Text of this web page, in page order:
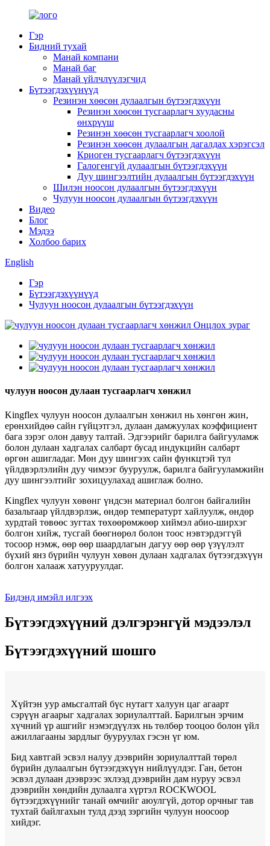
Гэр
Бидний тухай
Манай компани
Манай баг
Манай үйлчлүүлэгчид
Бүтээгдэхүүнүүд
Резинэн хөөсөн дулаалгын бүтээгдэхүүн
Резинэн хөөсөн тусгаарлагч хуудасны
өнхрүүш
Резинэн хөөсөн тусгаарлагч хоолой
Резинэн хөөсөн дулаалгын дагалдах хэрэгсэл
Криоген тусгаарлагч бүтээгдэхүүн
Галогенгүй дулаалгын бүтээгдэхүүн
Дуу шингээлтийн дулаалгын бүтээгдэхүүн
Шилэн ноосон дулаалгын бүтээгдэхүүн
Чулуун ноосон дулаалгын бүтээгдэхүүн
Видео
Блог
Мэдээ
Холбоо барих
English
Гэр
Бүтээгдэхүүнүүд
Чулуун ноосон дулаалгын бүтээгдэхүүн
чулуун ноосон дулаан тусгаарлагч хөнжил
Kingflex чулуун ноосон дулаалгын хөнжил нь хөнгөн жин,
ерөнхийдөө сайн гүйцэтгэл, дулаан дамжуулах коэффициент
бага зэрэг олон давуу талтай. Эдгээрийг барилга байгууламж
болон дулаан хадгалах салбарт бусад индукцийн салбарт
өргөн ашигладаг. Мөн дуу шингээх сайн функцтэй тул
үйлдвэрлэлийн дуу чимээг бууруулж, барилга байгууламжийн
дуу шингээлтийг зохицуулахад ашиглаж болно.
Kingflex чулуун хөвөнг үндсэн материал болгон байгалийн
базальтаар үйлдвэрлэж, өндөр температурт хайлуулж, өндөр
хурдтай төвөөс зугтах төхөөрөмжөөр хиймэл абио-ширхэг
болгон хийж, тусгай бөөгнөрөл болон тоос нэвтэрдэггүй
тосоор нэмж, өөр өөр шаардлагын дагуу өөр өөр үзүүлэлт
бүхий янз бүрийн чулуун хөвөн дулаан хадгалах бүтээгдэхүүн
болгон халааж хатууруулдаг.
Бидэнд имэйл илгээх
Бүтээгдэхүүний дэлгэрэнгүй мэдээлэл
Бүтээгдэхүүний шошго
Хүйтэн уур амьсгалтай бүс нутагт халуун цаг агаарт
сэрүүн агаарыг хадгалах зориулалттай. Барилгын эрчим
хүчний үр ашгийг нэмэгдүүлэх нь төлбөр тооцоо болон үйл
ажиллагааны зардлыг бууруулах гэсэн үг юм.
Бид хавтгай эсвэл налуу дээврийн зориулалттай төрөл
бүрийн дулаалгын бүтээгдэхүүн нийлүүлдэг. Ган, бетон
эсвэл дулаан дээврээс эхлээд дээврийн дам нуруу эсвэл
дээврийн хөндийн дулаалга хүртэл ROCKWOOL
бүтээгдэхүүнийг танай өмчийг аюулгүй, дотор орчныг тав
тухтай байлгахын тулд дээд зэргийн чулуун ноосоор
хийдэг.